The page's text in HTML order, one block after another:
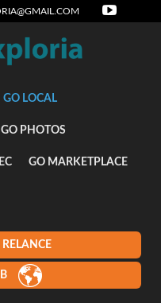
GO LOCAL
GO PHOTOS
GO MARKETPLACE
RELANCE